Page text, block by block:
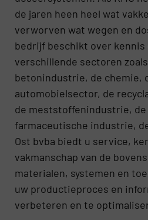
de jaren heen heel wat
verworven wat wegen en
bedrijf beschikt over kennis
verschillende sectoren
betonindustrie, de chemie,
automobielsector, de
de meststoffenindustrie, de
farmaceutische industrie,
Ost bvba biedt u service,
vakmanschap van de
materialen, systemen en
uw productieproces en
verbeteren en te